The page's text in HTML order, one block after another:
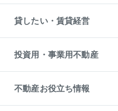
不動産購入の流れ
注目キーワード物件特集
購入ガイド
English 繁体中文簡体中文
スピードAI査定
不動産査定について
不動産売却の流れ
不動産買換えの流れ
売却ガイド
オフィス・店舗の賃貸
借りるときの流れ
借りるガイド
貸したい・賃貸経営
マンション賃料データ
賃貸管理プラン
リロケーションについて
貸すガイド
投資用・事業用不動産
事業用不動産
マンション投資
投資用マンション
不動産お役立ち情報